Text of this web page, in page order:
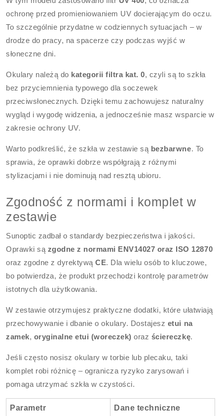
ochronę przed promieniowaniem UV docierającym do oczu.
To szczególnie przydatne w codziennych sytuacjach – w
drodze do pracy, na spacerze czy podczas wyjść w
słoneczne dni.
Okulary należą do kategorii filtra kat. 0, czyli są to szkła
bez przyciemnienia typowego dla soczewek
przeciwsłonecznych. Dzięki temu zachowujesz naturalny
wygląd i wygodę widzenia, a jednocześnie masz wsparcie w
zakresie ochrony UV.
Warto podkreślić, że szkła w zestawie są bezbarwne. To
sprawia, że oprawki dobrze współgrają z różnymi
stylizacjami i nie dominują nad resztą ubioru.
Zgodność z normami i komplet w
zestawie
Sunoptic zadbał o standardy bezpieczeństwa i jakości.
Oprawki są zgodne z normami ENV14027 oraz ISO 12870
oraz zgodne z dyrektywąCE. Dla wielu osób to kluczowe,
bo potwierdza, że produkt przechodzi kontrolę parametrów
istotnych dla użytkowania.
W zestawie otrzymujesz praktyczne dodatki, które ułatwiają
przechowywanie i dbanie o okulary. Dostajesz etui na
zamek, oryginalne etui (woreczek) oraz ściereczkę.
Jeśli często nosisz okulary w torbie lub plecaku, taki
komplet robi różnicę – ogranicza ryzyko zarysowań i
pomaga utrzymać szkła w czystości.
Parametr Dane techniczne